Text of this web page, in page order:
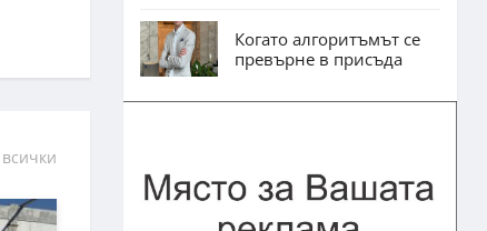
Когато алгоритъмът се
превърне в присъда